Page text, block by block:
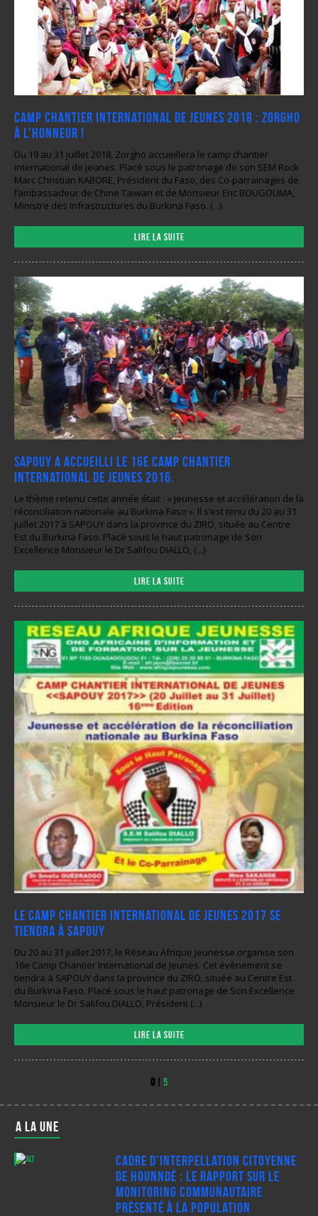
Camp chantier international de jeunes 2018 : Zorgho
à l’honneur !
Du 19 au 31 juillet 2018, Zorgho accueillera le camp chantier
international de jeunes. Placé sous le patronage de son SEM Rock
Marc Christian KABORE, Président du Faso, des Co-parrainages de
l’ambassadeur de Chine Taiwan et de Monsieur Eric BOUGOUMA,
Ministre des Infrastructures du Burkina Faso. (...)
Lire la suite
SAPOUY a accueilli le 16e camp chantier
international de jeunes 2016.
Le thème retenu cette année était : « Jeunesse et accélération de la
réconciliation nationale au Burkina Faso ». ll s’est tenu du 20 au 31
juillet 2017 à SAPOUY dans la province du ZIRO, située au Centre
Est du Burkina Faso. Placé sous le haut patronage de Son
Excellence Monsieur le Dr Salifou DIALLO, (...)
Lire la suite
Le Camp chantier international de jeunes 2017 se
tiendra à SAPOUY
Du 20 au 31 juillet 2017, le Réseau Afrique Jeunesse organise son
16e Camp Chantier International de Jeunes. Cet évènement se
tiendra à SAPOUY dans la province du ZIRO, située au Centre Est
du Burkina Faso. Placé sous le haut patronage de Son Excellence
Monsieur le Dr Salifou DIALLO, Président (...)
Lire la suite
0| 5
A LA UNE
Cadre d’interpellation citoyenne
de Hounndé : Le rapport sur le
monitoring communautaire
présenté à la population